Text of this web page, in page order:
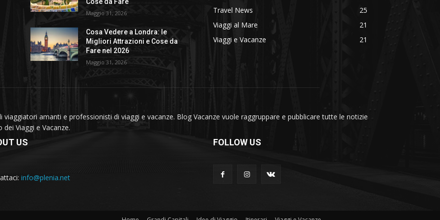
Maggio 31, 2026
Cosa Vedere a Londra: le
Migliori Attrazioni e Cose da
Fare nel 2026
Maggio 31, 2026
Travel News
25
Viaggi al Mare
21
Viaggi e Vacanze
21
viaggiatori amanti e professionisti di viaggi e vacanze. Blog Vacanze vuole raggruppare e pubblicare tutte le notizie
Viaggi e Vacanze.
US
info@plenia.net
FOLLOW US